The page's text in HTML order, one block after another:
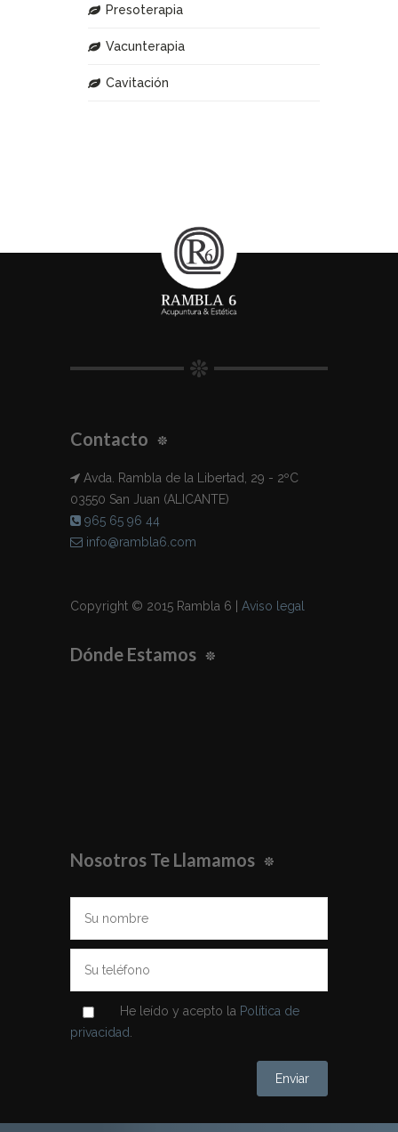
Presoterapia
Vacunterapia
Cavitación
Contacto
Avda. Rambla de la Libertad, 29 - 2ºC
03550 San Juan (ALICANTE)
965 65 96 44
info@rambla6.com
Copyright © 2015 Rambla 6 | Aviso legal
Dónde Estamos
Nosotros Te Llamamos
He leído y acepto la Política de
privacidad